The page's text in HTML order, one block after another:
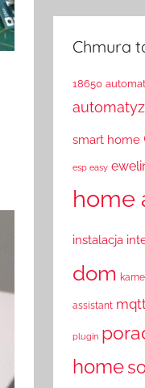
Chmura
18650
smart home
esp easy
home
instalacja
dom
assistant
plugin
home